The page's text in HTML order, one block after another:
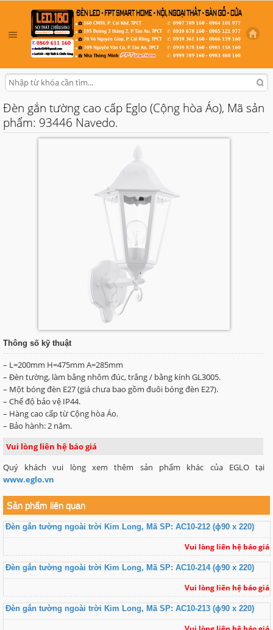
Đèn gắn tường cao cấp Eglo (Cộng hòa Áo), Mã sản
phẩm: 93446 Navedo.
Thông số kỹ thuật
– L=200mm H=475mm A=285mm
– Đèn tường, làm bằng nhôm đúc, trắng / bằng kính GL3005.
– Một bóng đèn E27 (giá chưa bao gồm đuôi bóng đèn E27).
– Chế độ bảo vệ IP44.
– Hàng cao cấp từ Cộng hòa Áo.
– Bảo hành: 2 năm.
Vui lòng liên hệ báo giá
Quý khách vui lòng xem thêm sản phẩm khác của EGLO tại
www.eglo.vn
Sản phẩm liên quan
Đèn gắn tường ngoài trời Kim Long, Mã SP: AC10-212 (ɸ90 x 220)
Vui lòng liên hệ báo giá
Đèn gắn tường ngoài trời Kim Long, Mã SP: AC10-214 (ɸ90 x 220)
Vui lòng liên hệ báo giá
Đèn gắn tường ngoài trời Kim Long, Mã SP: AC10-213 (ɸ90 x 220)